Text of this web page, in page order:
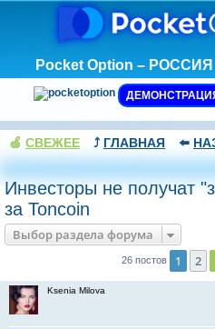
Pocket Option –
🍏 СВЕЖЕЕ ⤴️ ГЛАВНАЯ ⬅️
Инвесторы не получат
за Toncoin
Выбор раздела форума
26 постов 1 2
Ksenia Milova